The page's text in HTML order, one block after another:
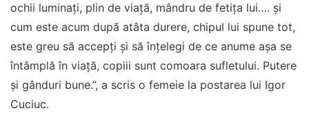
ochii luminați, plin de viață, mândru de fetița lui…. și
cum este acum după atâta durere, chipul lui spune tot,
este greu să accepți și să înțelegi de ce anume așa se
întâmplă în viață, copiii sunt comoara sufletului. Putere
și gânduri bune.”, a scris o femeie la postarea lui Igor
Cuciuc.